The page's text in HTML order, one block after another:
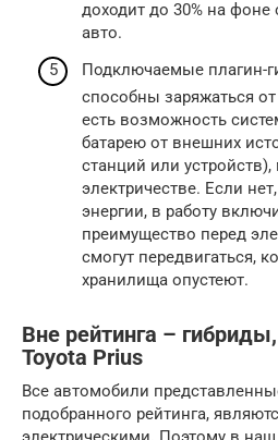
доходит до 30% на
авто.
Подключаемые плагин-
способны заряжаться
есть возможность
батарею от внешних
станций или
электричестве. Если
энергии, в работу
преимущество перед
смогут передвигаться,
хранилища опустеют.
Вне рейтинга –
Toyota Prius
Все автомобили
подобранного рейтинга,